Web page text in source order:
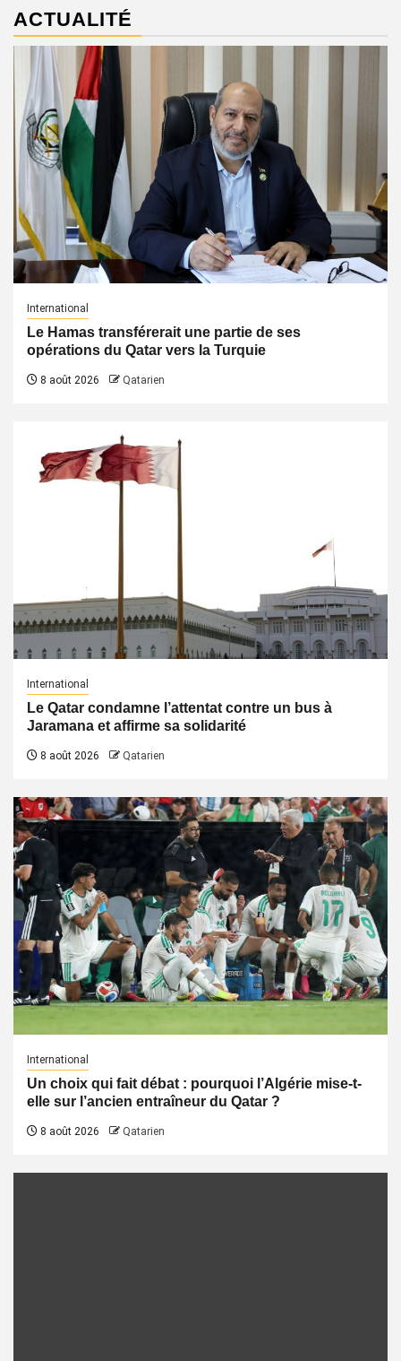
ACTUALITÉ
International
Le Hamas transférerait une partie de ses
opérations du Qatar vers la Turquie
8 août 2026 Qatarien
International
Le Qatar condamne l’attentat contre un bus à
Jaramana et affirme sa solidarité
8 août 2026 Qatarien
International
Un choix qui fait débat : pourquoi l’Algérie mise-t-
elle sur l’ancien entraîneur du Qatar ?
8 août 2026 Qatarien